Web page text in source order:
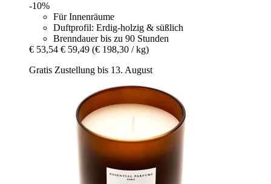
-10%
Für Innenräume
Duftprofil: Erdig-holzig & süßlich
Brenndauer bis zu 90 Stunden
€ 53,54 € 59,49 (€ 198,30 / kg)
Gratis Zustellung bis 13. August